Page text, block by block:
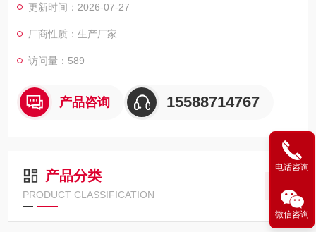
MCH-16/ET SMART呼吸空气充填泵是COLTRI的升级产品，三
能。
更新时间：2026-07-27
厂商性质：生产厂家
访问量：589
产品咨询 15588714767
产品分类
PRODUCT CLASSIFICATION
电话咨询
微信咨询